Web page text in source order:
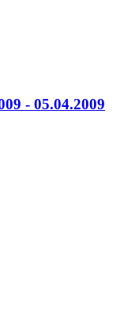
- 05.04.2009